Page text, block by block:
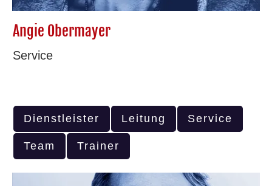
Angie Obermayer
Service
Dienstleister Leitung Service
Team Trainer